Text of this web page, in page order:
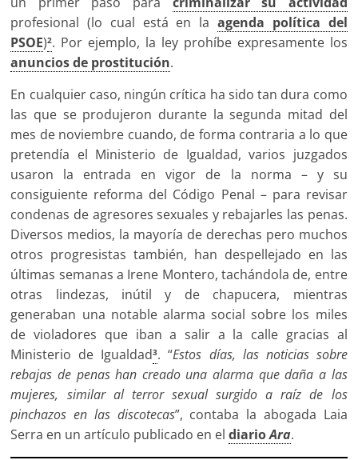
profesional (lo cual está en laagenda política del
PSOE)2. Por ejemplo, la ley prohíbe expresamente los
anuncios de prostitución.
En cualquier caso, ningún crítica ha sido tan dura como
las que se produjeron durante la segunda mitad del
mes de noviembre cuando, de forma contraria a lo que
pretendía el Ministerio de Igualdad, varios juzgados
usaron la entrada en vigor de la norma – y su
consiguiente reforma del Código Penal – para revisar
condenas de agresores sexuales y rebajarles las penas.
Diversos medios, la mayoría de derechas pero muchos
otros progresistas también, han despellejado en las
últimas semanas a Irene Montero, tachándola de, entre
otras lindezas, inútil y de chapucera, mientras
generaban una notable alarma social sobre los miles
de violadores que iban a salir a la calle gracias al
Ministerio de Igualdad3. “Estos días, las noticias sobre
rebajas de penas han creado una alarma que daña a las
mujeres, similar al terror sexual surgido a raíz de los
pinchazos en las discotecas”, contaba la abogada Laia
Serra en un artículo publicado en eldiarioAra.